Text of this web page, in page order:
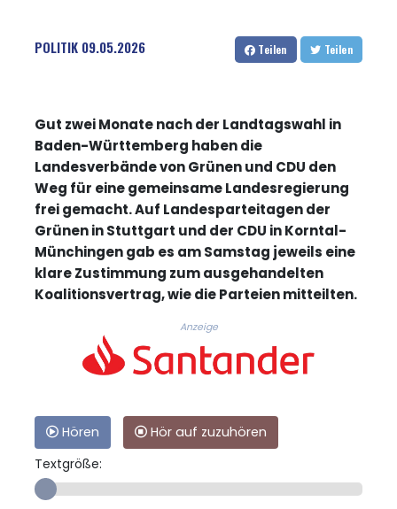
POLITIK 09.05.2026 Teilen Teilen
Gut zwei Monate nach der Landtagswahl in
Baden-Württemberg haben die
Landesverbände von Grünen und CDU den
Weg für eine gemeinsame Landesregierung
frei gemacht. Auf Landesparteitagen der
Grünen in Stuttgart und der CDU in Korntal-
Münchingen gab es am Samstag jeweils eine
klare Zustimmung zum ausgehandelten
Koalitionsvertrag, wie die Parteien mitteilten.
Anzeige
Hören
Hör auf zuzuhören
Textgröße: